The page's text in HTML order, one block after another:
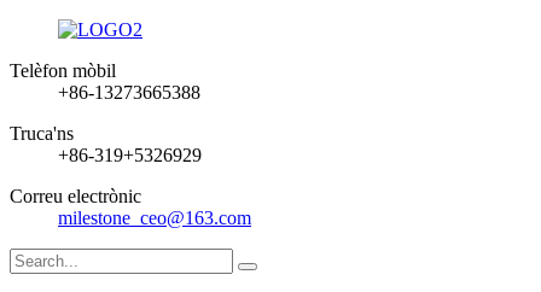
Telèfon mòbil
+86-13273665388
Truca'ns
+86-319+5326929
Correu electrònic
milestone_ceo@163.com